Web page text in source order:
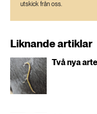
utskick från oss.
Liknande artiklar
Två nya